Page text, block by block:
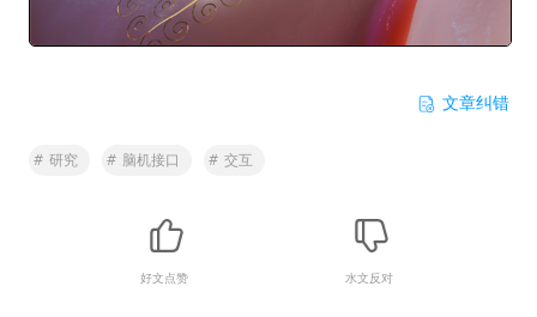
文章纠错
# 研究 # 脑机接口 # 交互
好文点赞 水文反对